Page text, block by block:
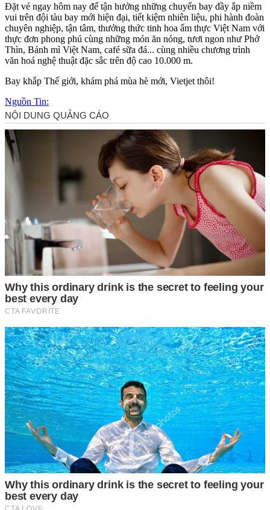
Đặt vé ngay hôm nay để tận hưởng những chuyến bay đầy ắp niềm
vui trên đội tàu bay mới hiện đại, tiết kiệm nhiên liệu, phi hành đoàn
chuyên nghiệp, tận tâm, thưởng thức tinh hoa ẩm thực Việt Nam với
thực đơn phong phú cùng những món ăn nóng, tươi ngon như Phở
Thìn, Bánh mì Việt Nam, café sữa đá... cùng nhiều chương trình
văn hoá nghệ thuật đặc sắc trên độ cao 10.000 m.
Bay khắp Thế giới, khám phá mùa hè mới, Vietjet thôi!
Nguồn Tin: